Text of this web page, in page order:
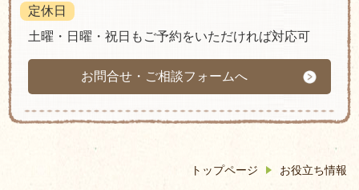
定休日
土曜・日曜・祝日もご予約をいただければ対応可
お問合せ・ご相談フォームへ
トップページ お役立ち情報